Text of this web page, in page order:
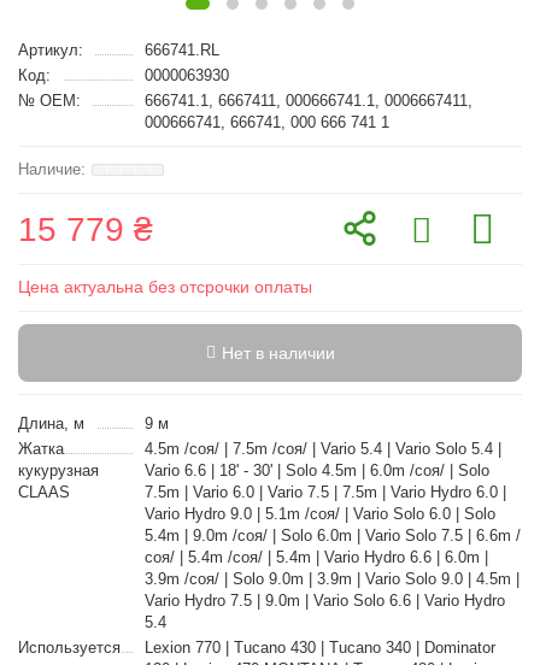
Артикул:
666741.RL
Код:
0000063930
№ OEM:
666741.1, 6667411, 000666741.1, 0006667411,
000666741, 666741, 000 666 741 1
15 779 ₴
Цена актуальна без отсрочки оплаты
Нет в наличии
Длина, м
9 м
Жатка
кукурузная
CLAAS
4.5m /соя/ | 7.5m /соя/ | Vario 5.4 | Vario Solo 5.4 |
Vario 6.6 | 18' - 30' | Solo 4.5m | 6.0m /соя/ | Solo
7.5m | Vario 6.0 | Vario 7.5 | 7.5m | Vario Hydro 6.0 |
Vario Hydro 9.0 | 5.1m /соя/ | Vario Solo 6.0 | Solo
5.4m | 9.0m /соя/ | Solo 6.0m | Vario Solo 7.5 | 6.6m /
соя/ | 5.4m /соя/ | 5.4m | Vario Hydro 6.6 | 6.0m |
3.9m /соя/ | Solo 9.0m | 3.9m | Vario Solo 9.0 | 4.5m |
Vario Hydro 7.5 | 9.0m | Vario Solo 6.6 | Vario Hydro
5.4
Используется
Lexion 770 | Tucano 430 | Tucano 340 | Dominator